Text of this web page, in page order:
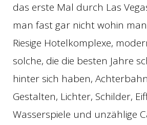
das erste Mal durch Las
man fast gar nicht wohin
Riesige Hotelkomplexe,
solche, die die besten Jahre
hinter sich haben,
Gestalten, Lichter, Schilder,
Wasserspiele und unzählige